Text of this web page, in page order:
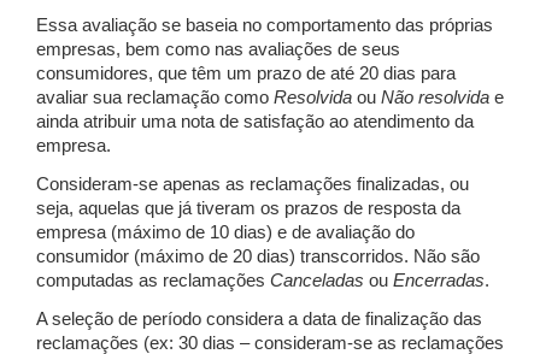
Essa avaliação se baseia no comportamento das próprias
empresas, bem como nas avaliações de seus
consumidores, que têm um prazo de até 20 dias para
avaliar sua reclamação como Resolvida ou Não resolvida e
ainda atribuir uma nota de satisfação ao atendimento da
empresa.
Consideram-se apenas as reclamações finalizadas, ou
seja, aquelas que já tiveram os prazos de resposta da
empresa (máximo de 10 dias) e de avaliação do
consumidor (máximo de 20 dias) transcorridos. Não são
computadas as reclamações Canceladas ou Encerradas.
A seleção de período considera a data de finalização das
reclamações (ex: 30 dias – consideram-se as reclamações